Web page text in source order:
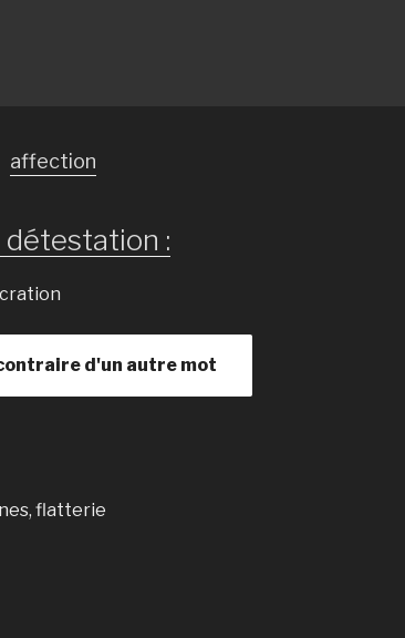
affection
:
d'un autre mot
flatterie